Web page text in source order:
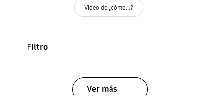
Video de ¿cómo...?
Filtro
Ver más